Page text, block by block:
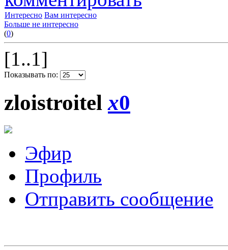
Интересно Вам интересно
Больше не интересно
(0)
[1..1]
Показывать по:
zloistroitelx0
Эфир
Профиль
Отправить сообщение